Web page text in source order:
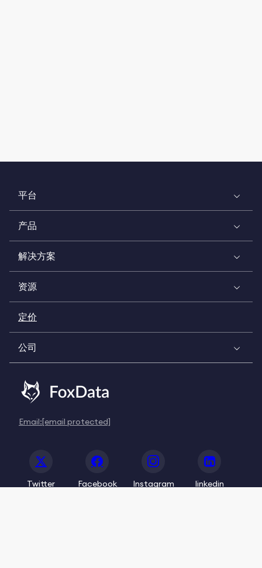
平台
产品
解决方案
资源
定价
公司
Email:[email protected]
Twitter Facebook Instagram linkedin